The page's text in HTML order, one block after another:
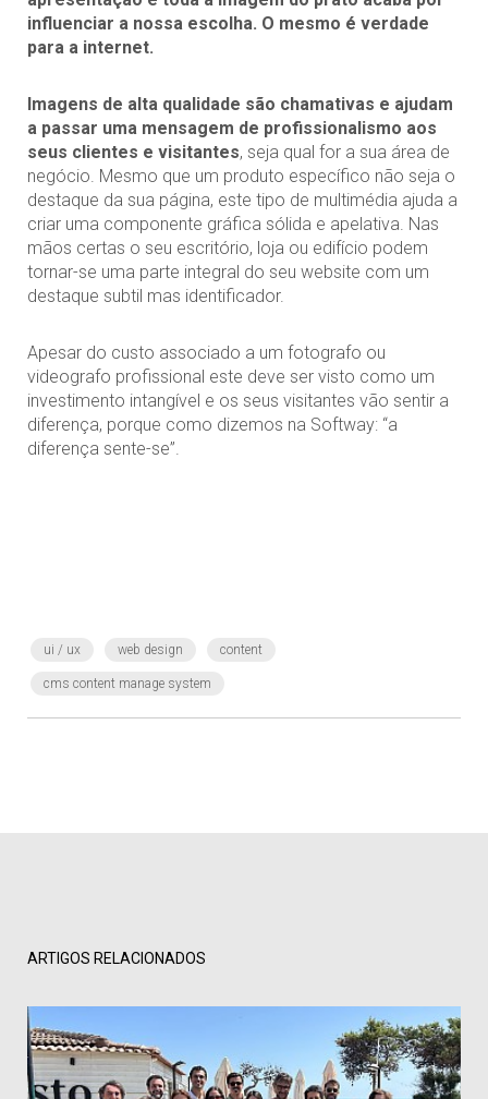
influenciar a nossa escolha. O mesmo é verdade
para a internet.
Imagens de alta qualidade são chamativas e ajudam
a passar uma mensagem de profissionalismo aos
seus clientes e visitantes, seja qual for a sua área de
negócio. Mesmo que um produto específico não seja o
destaque da sua página, este tipo de multimédia ajuda a
criar uma componente gráfica sólida e apelativa. Nas
mãos certas o seu escritório, loja ou edifício podem
tornar-se uma parte integral do seu website com um
destaque subtil mas identificador.
Apesar do custo associado a um fotografo ou
videografo profissional este deve ser visto como um
investimento intangível e os seus visitantes vão sentir a
diferença, porque como dizemos na Softway: “a
diferença sente-se”.
ui / ux web design content
cms content manage system
ARTIGOS RELACIONADOS